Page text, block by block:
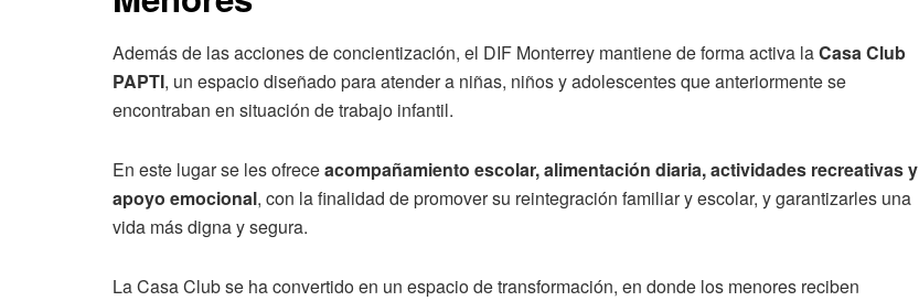
Además de las acciones de concientización, el DIF Monterrey mantiene de forma activa laCasa Club
PAPTI, un espacio diseñado para atender a niñas, niños y adolescentes que anteriormente se
encontraban en situación de trabajo infantil.
En este lugar se les ofreceacompañamiento escolar, alimentación diaria, actividades recreativas y
apoyo emocional, con la finalidad de promover su reintegración familiar y escolar, y garantizarles una
vida más digna y segura.
La Casa Club se ha convertido en un espacio de transformación, en donde los menores reciben